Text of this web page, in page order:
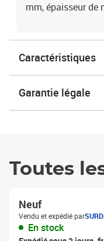
mm, épaisseur de
Caractéristiques
Garantie légale
Toutes
Neuf
Vendu et expédié par
En stock